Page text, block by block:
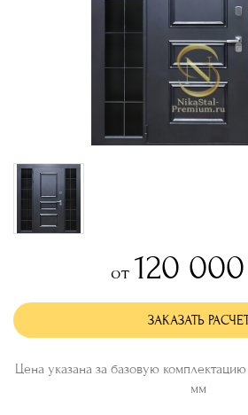
от 120 000
ЗАКАЗАТЬ
Цена указана за базовую
мм